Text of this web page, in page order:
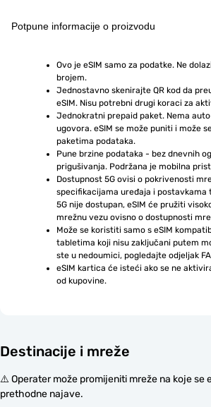
Potpune informacije o proizvodu
Ovo je eSIM samo za podatke. Ne
brojem.
Jednostavno skenirajte QR kod da
eSIM. Nisu potrebni drugi koraci za
Jednokratni prepaid paket. Nema
ugovora. eSIM se može puniti i može
paketima podataka.
Pune brzine podataka - bez dnevnih
prigušivanja. Podržana je mobilna
Dostupnost 5G ovisi o pokrivenosti
specifikacijama uređaja i postavkama
5G nije dostupan, eSIM će pružiti
mrežnu vezu ovisno o dostupnosti
Može se koristiti samo s eSIM
tabletima koji nisu zaključani putem
ste u nedoumici, pogledajte odjeljak
eSIM kartica će isteći ako se ne
od kupovine.
Destinacije i mreže
⚠️ Operater može promijeniti mreže na koje se
prethodne najave.